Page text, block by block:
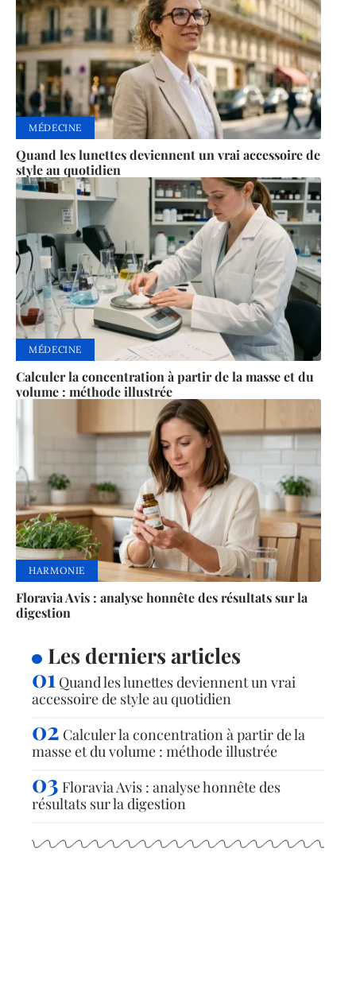
MÉDECINE
Quand les lunettes deviennent un vrai accessoire de
style au quotidien
MÉDECINE
Calculer la concentration à partir de la masse et du
volume : méthode illustrée
HARMONIE
Floravia Avis : analyse honnête des résultats sur la
digestion
Les derniers articles
Quand les lunettes deviennent un vrai
accessoire de style au quotidien
Calculer la concentration à partir de la
masse et du volume : méthode illustrée
Floravia Avis : analyse honnête des
résultats sur la digestion